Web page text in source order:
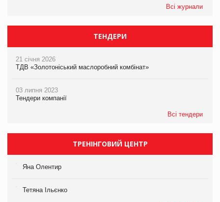
Всі журнали
ТЕНДЕРИ
21 січня 2026
ТДВ «Золотоніський маслоробний комбінат»
03 липня 2023
Тендери компанії
Всі тендери
ТРЕНІНГОВИЙ ЦЕНТР
Яна Олентир
Тетяна Ільєнко